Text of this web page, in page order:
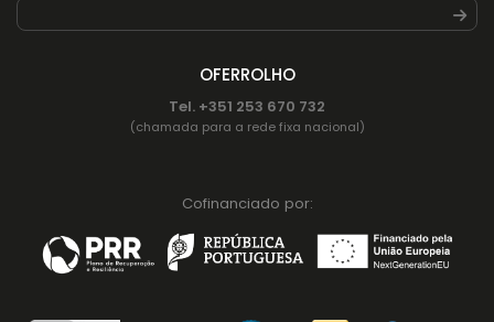
OFERROLHO
Tel. +351 253 670 732
(chamada para a rede fixa nacional)
Cofinanciado por: